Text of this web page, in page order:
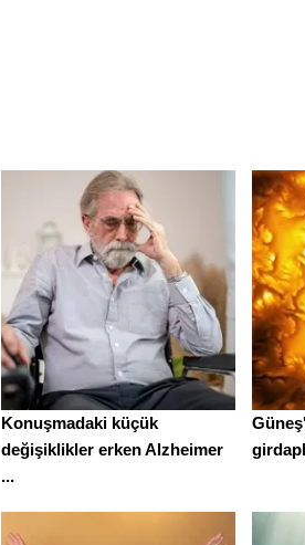
Konuşmadaki küçük
değişiklikler erken Alzheimer
...